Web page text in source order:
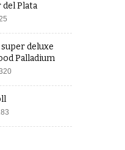
Plata
super deluxe
Palladium